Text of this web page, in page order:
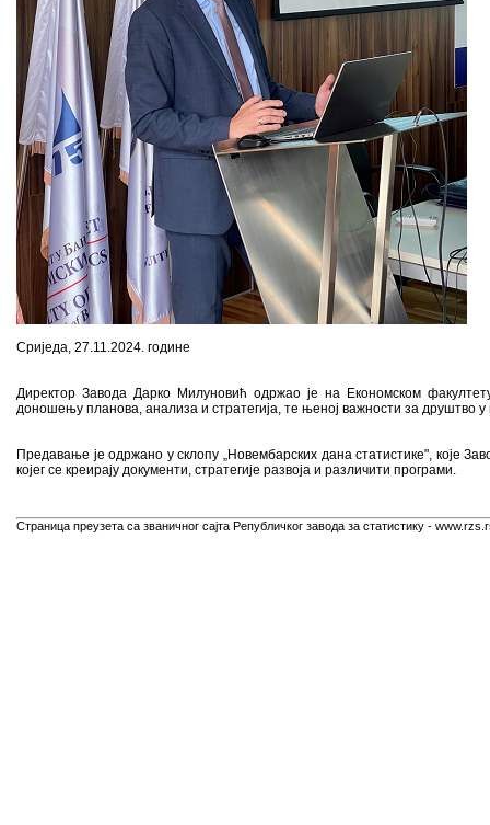
Сриједа, 27.11.2024. године
Директор Завода Дарко Милуновић одржао је на Економском
доношењу планова, анализа и стратегија, те њеној важности за друштво у
Предавање је одржано у склопу „Новембарских дана статистике", које
којег се креирају документи, стратегије развоја и различити програми.
Страница преузета са званичног сајта Републичког завода за статистику -